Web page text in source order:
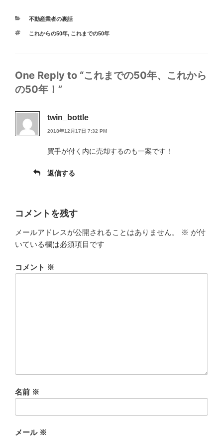
不動産業者の裏話
これからの50年, これまでの50年
One Reply to “これまでの50年、これから
の50年！”
twin_bottle
2018年12月17日 7:32 PM
買手が付く内に売却するのも一案です！
返信する
コメントを残す
メールアドレスが公開されることはありません。 ※ が付
いている欄は必須項目です
コメント ※
名前 ※
メール ※